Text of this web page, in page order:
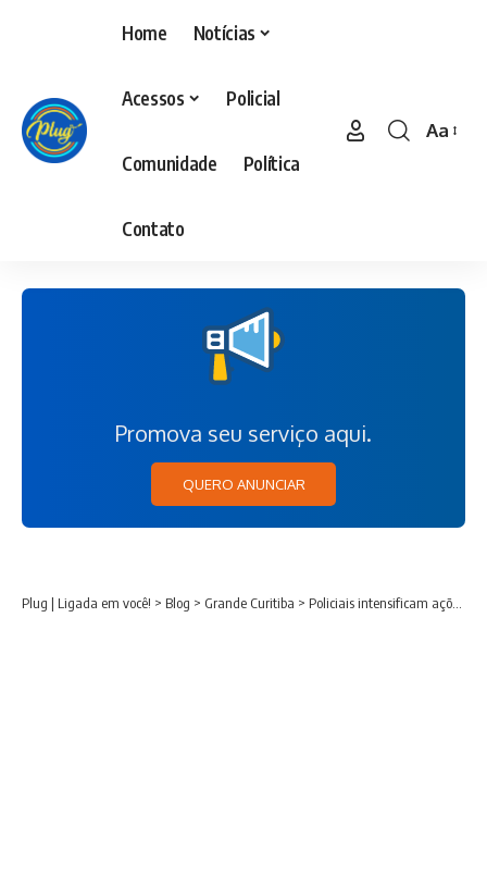
Home Notícias
Acessos Policial
Comunidade Política
Contato
Aa
Promova seu serviço aqui.
QUERO ANUNCIAR
Plug | Ligada em você! > Blog > Grande Curitiba > Policiais intensificam ações na Capital e flagram aglomerações em locais públicos